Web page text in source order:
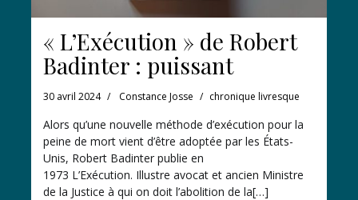
« L’Exécution » de Robert
Badinter : puissant
30 avril 2024 Constance Josse chronique livresque
Alors qu’une nouvelle méthode d’exécution pour la
peine de mort vient d’être adoptée par les États-
Unis, Robert Badinter publie en
1973 L’Exécution. Illustre avocat et ancien Ministre
de la Justice à qui on doit l’abolition de la[…]